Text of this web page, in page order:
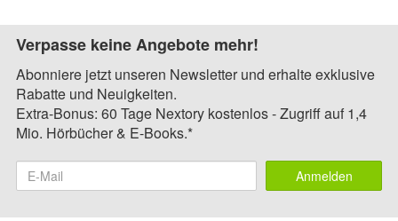
Verpasse keine Angebote mehr!
Abonniere jetzt unseren Newsletter und erhalte exklusive
Rabatte und Neuigkeiten.
Extra-Bonus: 60 Tage Nextory kostenlos - Zugriff auf 1,4
Mio. Hörbücher & E-Books.*
Anmelden